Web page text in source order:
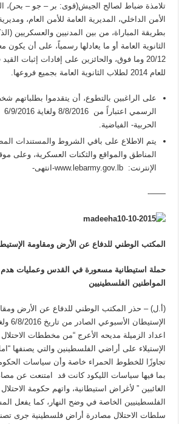
تلامذة ضباط لصالح الجيش(قوى: بر – جو – بحر)،
الأمن الداخلي، المديرية العامة للأمن العام،
بطريقة المباراة، من بين المدنيين والعسكريين
الثانوية العامة أو ما يعادلها رسمياً، على أن يكون
20/12 وما فوق، والحائزين على إفادات إثبات
للعام 2014 لطلاب الثانوية العامة بجميع فروعها.
على الراغبين بالتطوع، أن يتقدموا بطلباتهم
الحربية- الفياضية.
يتم الاطلاع على باقي الشروط والمستندات
المناطق والمواقع والثكنات العسكرية، وعلى
الإنترنت: www.lebarmy.gov.lb-انتهى-
——-
المكتب الوطني للدفاع عن الأرض ومقاومة
حملة استيطانية مسعورة في القدس وعمليات هدم
المواطنين الفلسطينيين
(أ.ل) – حذر المكتب الوطني للدفاع عن الأرض
اعداد الزميلة مديحه الأعرج “من مخططات الاحتلال
الإستيلاء على أراضي الفلسطينين والتي يصنفها
تجاوزًا للخطوط الحمراء خاصة وأن سياسات
بما فيها سياسات الليكود كانت قد امتنعت عن
الغائبين ” لأغراض استيطانية، واتهم حكومة
الفلسطينيين الخاصة في وضح النهار، كما يفعل
سلطات الاحتلال مصادرة أراض فلسطينية جرى